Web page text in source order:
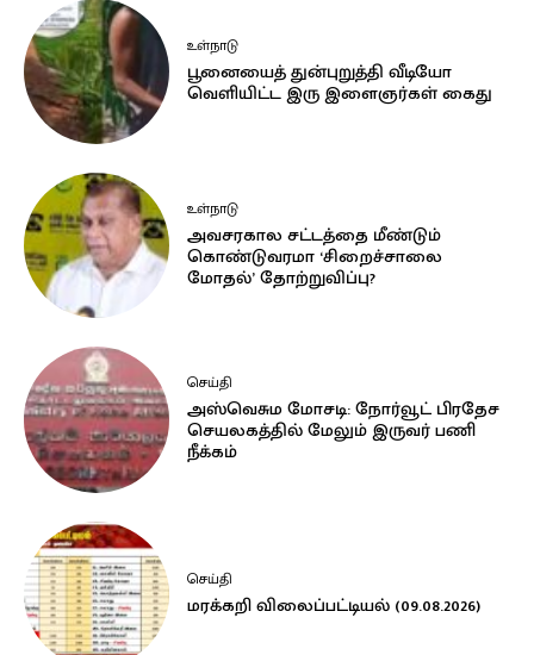
உள்நாடு
பூனையைத் துன்புறுத்தி வீடியோ
வெளியிட்ட இரு இளைஞர்கள் கைது
உள்நாடு
அவசரகால சட்டத்தை மீண்டும்
கொண்டுவரமா ‘சிறைச்சாலை
மோதல்’ தோற்றுவிப்பு?
செய்தி
அஸ்வெசும மோசடி: நோர்வூட் பிரதேச
செயலகத்தில் மேலும் இருவர் பணி
நீக்கம்
செய்தி
மரக்கறி விலைப்பட்டியல் (09.08.2026)